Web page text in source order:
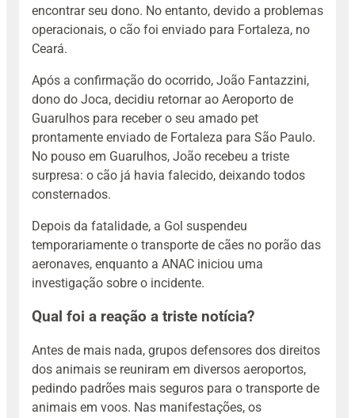
encontrar seu dono. No entanto, devido a problemas
operacionais, o cão foi enviado para Fortaleza, no
Ceará.
Após a confirmação do ocorrido, João Fantazzini,
dono do Joca, decidiu retornar ao Aeroporto de
Guarulhos para receber o seu amado pet
prontamente enviado de Fortaleza para São Paulo.
No pouso em Guarulhos, João recebeu a triste
surpresa: o cão já havia falecido, deixando todos
consternados.
Depois da fatalidade, a Gol suspendeu
temporariamente o transporte de cães no porão das
aeronaves, enquanto a ANAC iniciou uma
investigação sobre o incidente.
Qual foi a reação a triste notícia?
Antes de mais nada, grupos defensores dos direitos
dos animais se reuniram em diversos aeroportos,
pedindo padrões mais seguros para o transporte de
animais em voos. Nas manifestações, os